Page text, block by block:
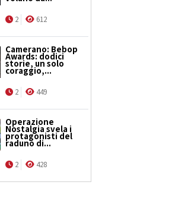
2 612
Camerano: Bebop
Awards: dodici
storie, un solo
coraggio,...
2 449
Operazione
Nostalgia svela i
protagonisti del
raduno di...
2 428